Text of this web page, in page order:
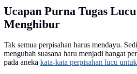
Ucapan Purna Tugas
Menghibur
Tak semua perpisahan harus mendayu.
mengubah suasana haru menjadi hangat
pada aneka kata-kata perpisahan lucu